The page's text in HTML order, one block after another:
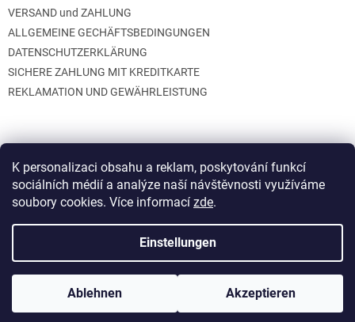
K personalizaci obsahu a reklam, poskytování funkcí
sociálních médií a analýze naší návštěvnosti využíváme
soubory cookies. Více informací zde.
Einstellungen
Ablehnen Akzeptieren
VERSAND und ZAHLUNG
ALLGEMEINE GECHÄFTSBEDINGUNGEN
DATENSCHUTZERKLÄRUNG
SICHERE ZAHLUNG MIT KREDITKARTE
REKLAMATION UND GEWÄHRLEISTUNG
. Alle Rechte vorbehalten.
Einstellungen ändern